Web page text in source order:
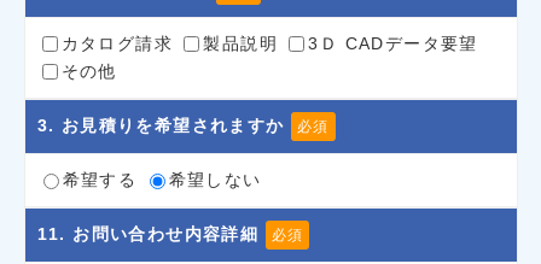
カタログ請求 製品説明
3Ｄ CADデータ要望
その他
3. お見積りを希望されますか 必須
希望する 希望しない
11. お問い合わせ内容詳細 必須